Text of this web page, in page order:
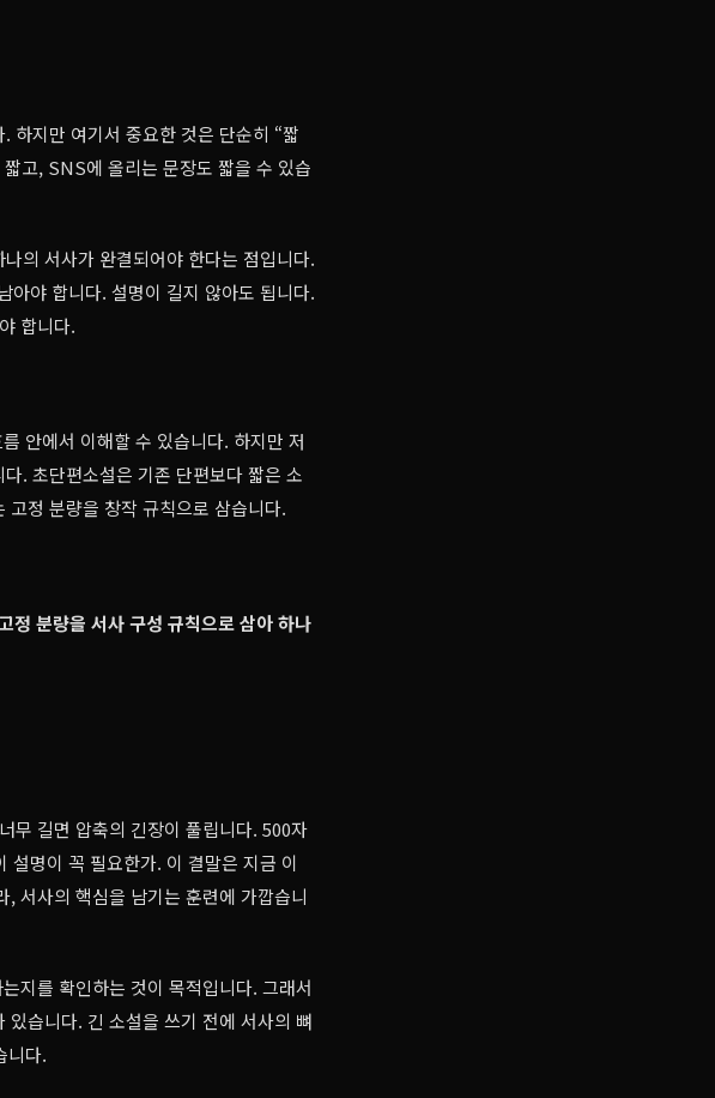
하지만 여기서 중요한 것은 단순히 “짧
고, SNS에 올리는 문장도 짧을 수 있습
의 서사가 완결되어야 한다는 점입니다.
아야 합니다. 설명이 길지 않아도 됩니다.
합니다.
안에서 이해할 수 있습니다. 하지만 저
. 초단편소설은 기존 단편보다 짧은 소
정 분량을 창작 규칙으로 삼습니다.
분량을 서사 구성 규칙으로 삼아 하나
무 길면 압축의 긴장이 풀립니다. 500자
설명이 꼭 필요한가. 이 결말은 지금 이
서사의 핵심을 남기는 훈련에 가깝습니
지를 확인하는 것이 목적입니다. 그래서
습니다. 긴 소설을 쓰기 전에 서사의 뼈
니다.